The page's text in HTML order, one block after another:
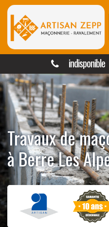
indisponible
Travaux de
à Berre Les